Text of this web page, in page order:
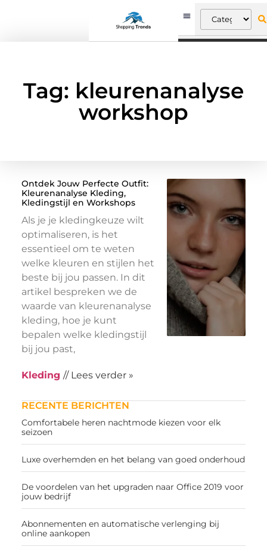
Tag: kleurenanalyse
workshop
RECENTE BERICHTEN
Comfortabele heren nachtmode kiezen voor elk
seizoen
Luxe overhemden en het belang van goed onderhoud
De voordelen van het upgraden naar Office 2019 voor
jouw bedrijf
Abonnementen en automatische verlenging bij
online aankopen
Ontdek Jouw Perfecte Outfit:
Kleurenanalyse Kleding,
Kledingstijl en Workshops
Als je je kledingkeuze wilt
optimaliseren, is het
essentieel om te weten
welke kleuren en stijlen het
beste bij jou passen. In dit
artikel bespreken we de
waarde van kleurenanalyse
kleding, hoe je kunt
bepalen welke kledingstijl
bij jou past,
Kleding // Lees verder »